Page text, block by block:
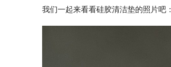
我们一起来看看硅胶清洁垫的照片吧：